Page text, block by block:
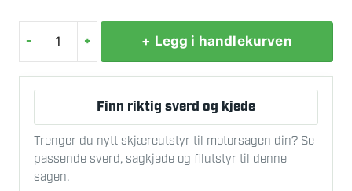
-
GRANVILLE
600
ML
antall
+ + Legg i handlekurven
Finn riktig sverd og kjede
Trenger du nytt skjæreutstyr til motorsagen din? Se
passende sverd, sagkjede og filutstyr til denne
sagen.